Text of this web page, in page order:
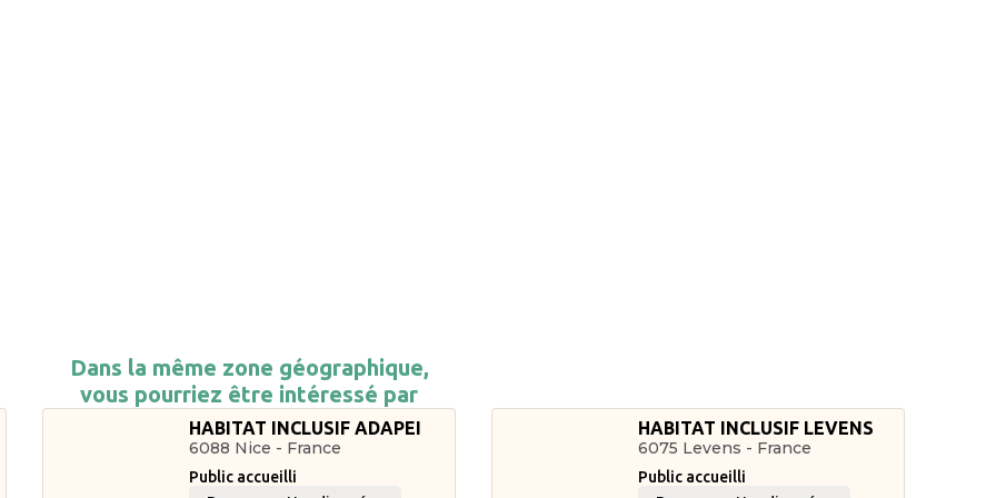
Dans la même zone géographique,
vous pourriez être intéressé par
HABITAT INCLUSIF ADAPEI
6088 Nice - France
Public accueilli
HABITAT INCLUSIF LEVENS
6075 Levens - France
Public accueilli